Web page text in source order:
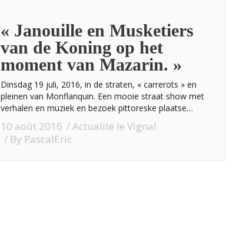
« Janouille en Musketiers
van de Koning op het
moment van Mazarin. »
Dinsdag 19 juli, 2016, in de straten, « carrerots » en
pleinen van Monflanquin. Een mooie straat show met
verhalen en muziek en bezoek pittoreske plaatse…
10 août 2016
Actualité le Vignal
By PascalEric